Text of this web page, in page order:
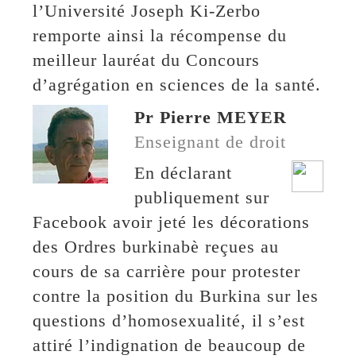
l’Université Joseph Ki-Zerbo
remporte ainsi la récompense du
meilleur lauréat du Concours
d’agrégation en sciences de la santé.
Pr Pierre MEYER
Enseignant de droit
En déclarant
publiquement sur
Facebook avoir jeté les décorations
des Ordres burkinabè reçues au
cours de sa carrière pour protester
contre la position du Burkina sur les
questions d’homosexualité, il s’est
attiré l’indignation de beaucoup de